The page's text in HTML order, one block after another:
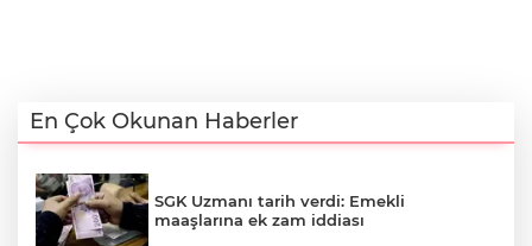
En Çok Okunan Haberler
SGK Uzmanı tarih verdi: Emekli
maaşlarına ek zam iddiası